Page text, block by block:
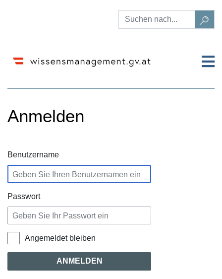
Anmelden
Wechseln zu:Navigation
Benutzername
Passwort
Angemeldet bleiben
ANMELDEN